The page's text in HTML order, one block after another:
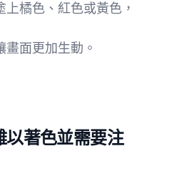
橘色、紅色或黃色，
面更加生動。
以著色並需要注